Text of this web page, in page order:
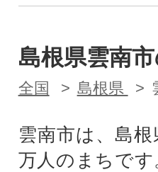
島根県雲南
全国 島根県
雲南市は、島
万人のまちで